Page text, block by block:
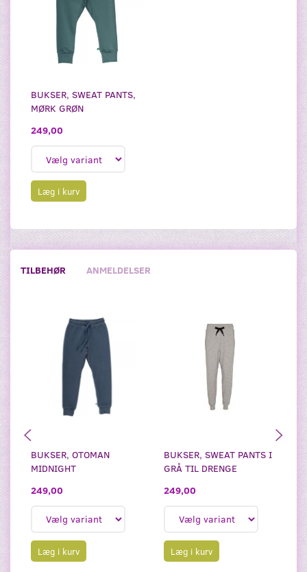
BUKSER, SWEAT PANTS,
MØRK GRØN
249,00
Læg i kurv
TILBEHØR ANMELDELSER
BUKSER, OTOMAN
MIDNIGHT
249,00
Læg i kurv
BUKSER, SWEAT PANTS I
GRÅ TIL DRENGE
249,00
Læg i kurv